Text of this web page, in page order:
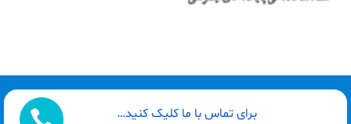
برای تماس با ما کلیک کنید…